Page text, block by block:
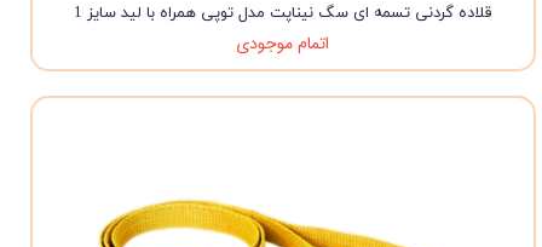
قلاده گردنی تسمه ای سگ نیناپت مدل توپی همراه با لید سایز 1
اتمام موجودی